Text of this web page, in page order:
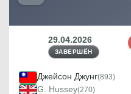
29.04.2026
ЗАВЕРШЁН
Джейсон Джунг(893)
G. Hussey(270)